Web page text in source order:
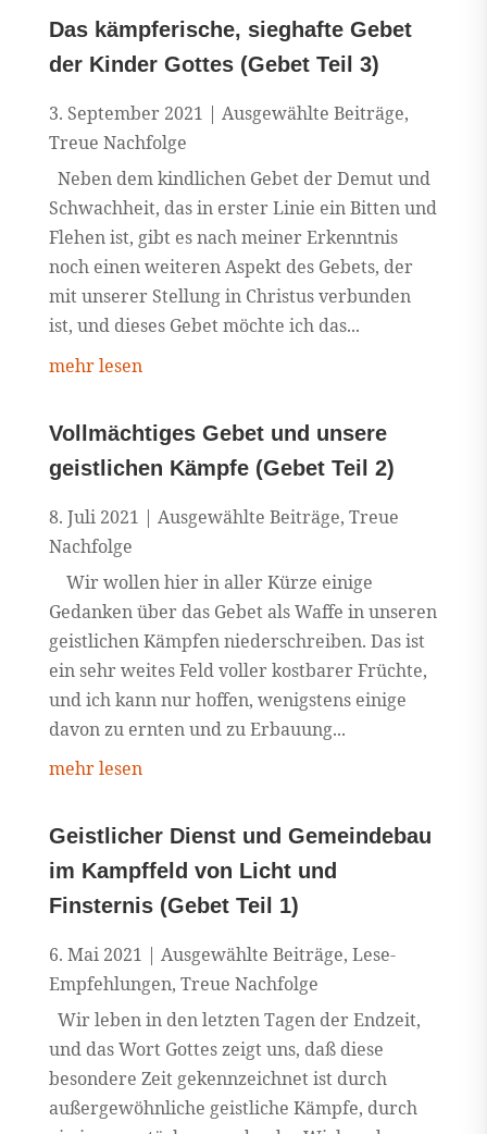
Das kämpferische, sieghafte Gebet
der Kinder Gottes (Gebet Teil 3)
3. September 2021 | Ausgewählte Beiträge,
Treue Nachfolge
Neben dem kindlichen Gebet der Demut und
Schwachheit, das in erster Linie ein Bitten und
Flehen ist, gibt es nach meiner Erkenntnis
noch einen weiteren Aspekt des Gebets, der
mit unserer Stellung in Christus verbunden
ist, und dieses Gebet möchte ich das...
mehr lesen
Vollmächtiges Gebet und unsere
geistlichen Kämpfe (Gebet Teil 2)
8. Juli 2021 | Ausgewählte Beiträge, Treue
Nachfolge
Wir wollen hier in aller Kürze einige
Gedanken über das Gebet als Waffe in unseren
geistlichen Kämpfen niederschreiben. Das ist
ein sehr weites Feld voller kostbarer Früchte,
und ich kann nur hoffen, wenigstens einige
davon zu ernten und zu Erbauung...
mehr lesen
Geistlicher Dienst und Gemeindebau
im Kampffeld von Licht und
Finsternis (Gebet Teil 1)
6. Mai 2021 | Ausgewählte Beiträge, Lese-
Empfehlungen, Treue Nachfolge
Wir leben in den letzten Tagen der Endzeit,
und das Wort Gottes zeigt uns, daß diese
besondere Zeit gekennzeichnet ist durch
außergewöhnliche geistliche Kämpfe, durch